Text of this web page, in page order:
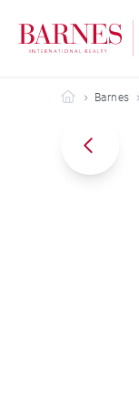
BarnesBarnes